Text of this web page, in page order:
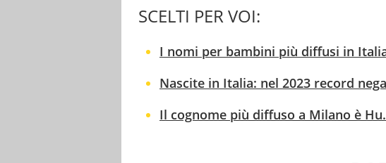
SCELTI PER VOI:
I nomi per bambini più diffusi in
Nascite in Italia: nel 2023 record
Il cognome più diffuso a Milano è